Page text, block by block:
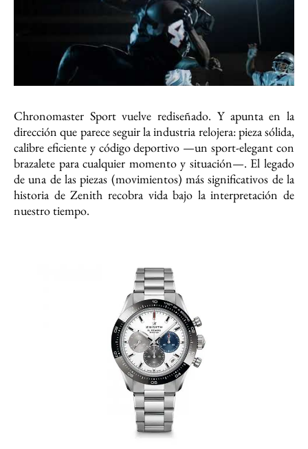
Chronomaster Sport vuelve rediseñado. Y apunta en la
dirección que parece seguir la industria relojera: pieza sólida,
calibre eficiente y código deportivo —un sport-elegant con
brazalete para cualquier momento y situación—. El legado
de una de las piezas (movimientos) más significativos de la
historia de Zenith recobra vida bajo la interpretación de
nuestro tiempo.